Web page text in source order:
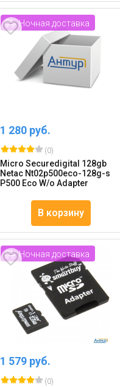
Ночная доставка
1 280 руб.
(0)
Micro Securedigital 128gb
Netac Nt02p500eco-128g-s
P500 Eco W/o Adapter
В корзину
Ночная доставка
1 579 руб.
(0)